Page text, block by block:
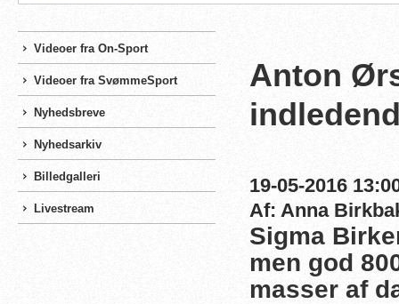
Videoer fra On-Sport
Videoer fra SvømmeSport
Nyhedsbreve
Nyhedsarkiv
Billedgalleri
Livestream
Anton
19-05-2016
Af: Anna
Sigma
men god
masser af